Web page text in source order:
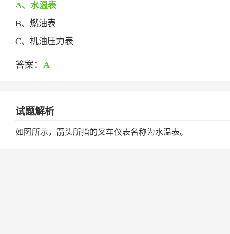
A、水温表
B、燃油表
C、机油压力表
答案： A
试题解析
如图所示，箭头所指的叉车仪表名称为水温表。